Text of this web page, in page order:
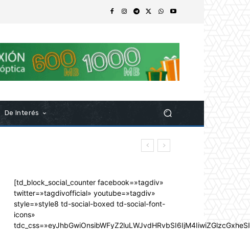
De Interés
[td_block_social_counter facebook=»tagdiv»
twitter=»tagdivofficial» youtube=»tagdiv»
style=»style8 td-social-boxed td-social-font-
icons»